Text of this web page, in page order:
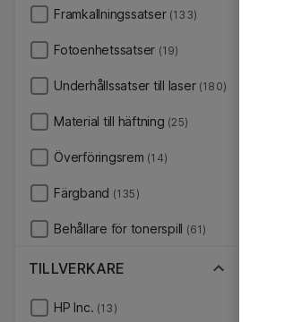
Framkallningssatser (133)
Fotoenhetssatser (19)
Underhållssatser till laser (180)
Material till häftning (25)
Överföringsrem (14)
Färgband (135)
Behållare för tonerspill (61)
TILLVERKARE
HP Inc. (13)